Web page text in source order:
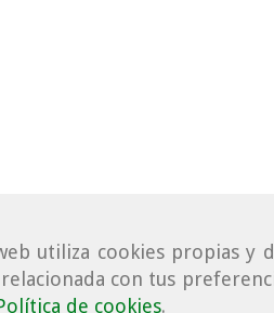
utiliza cookies propias y
con tus
de cookies.